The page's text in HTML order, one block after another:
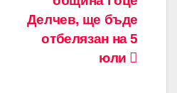
Делчев, ще бъде
отбелязан на 5
юли